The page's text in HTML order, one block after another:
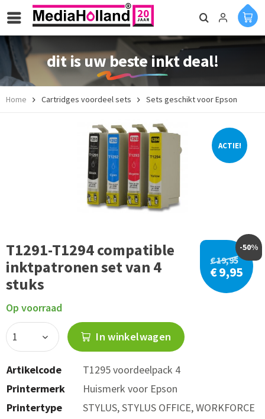
dit is uw beste inkt deal!
Home Cartridges voordeel sets Sets geschikt voor Epson
ACTIE!
T1291-T1294 compatible
inktpatronen set van 4
stuks
€ 19,95
-50%
€ 9,95
Op voorraad
In winkelwagen
Artikelcode
T1295 voordeelpack 4
Printermerk
Huismerk voor Epson
Printertype
STYLUS, STYLUS OFFICE, WORKFORCE